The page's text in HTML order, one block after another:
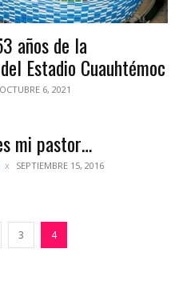
años de la
Estadio Cuauhtémoc
OCTUBRE 6, 2021
mi pastor…
SEPTIEMBRE 15, 2016
3 4